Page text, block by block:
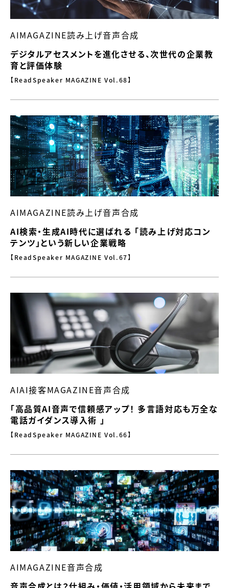
AIMAGAZINE読み上げ音声合成
デジタルアセスメントを進化させる、次世代の企業教
育と評価体験
【ReadSpeaker MAGAZINE Vol.68】
AIMAGAZINE読み上げ音声合成
AI検索・生成AI時代に選ばれる 「読み上げ対応コン
テンツ」という新しい企業戦略
【ReadSpeaker MAGAZINE Vol.67】
AIAI接客MAGAZINE音声合成
「高品質AI音声で信頼感アップ！ 多言語対応も万全な
電話ガイダンス導入術 」
【ReadSpeaker MAGAZINE Vol.66】
AIMAGAZINE音声合成